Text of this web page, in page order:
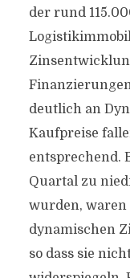
der rund
deutlich an
Kaufpreise
entsprechend.
Quartal zu
wurden, waren
dynamischen
so dass sie